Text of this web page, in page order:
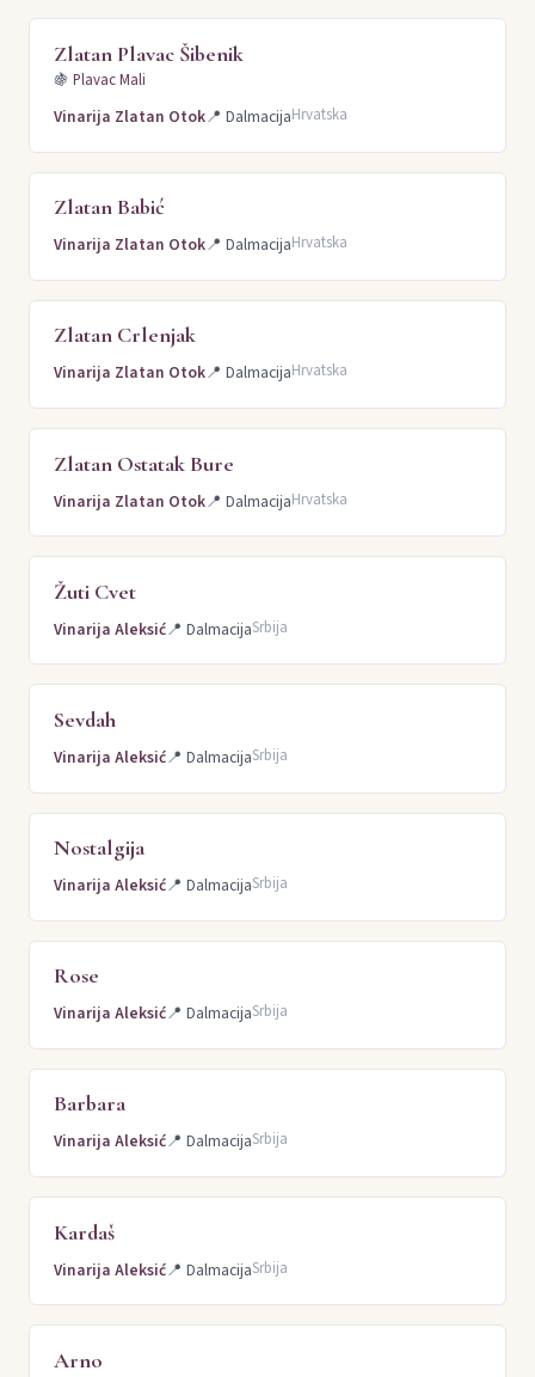
Zlatan Plavac Šibenik
🍇 Plavac Mali
Vinarija Zlatan Otok📍 DalmacijaHrvatska
Zlatan Babić
Vinarija Zlatan Otok📍 DalmacijaHrvatska
Zlatan Crlenjak
Vinarija Zlatan Otok📍 DalmacijaHrvatska
Zlatan Ostatak Bure
Vinarija Zlatan Otok📍 DalmacijaHrvatska
Žuti Cvet
Vinarija Aleksić📍 DalmacijaSrbija
Sevdah
Vinarija Aleksić📍 DalmacijaSrbija
Nostalgija
Vinarija Aleksić📍 DalmacijaSrbija
Rose
Vinarija Aleksić📍 DalmacijaSrbija
Barbara
Vinarija Aleksić📍 DalmacijaSrbija
Kardaš
Vinarija Aleksić📍 DalmacijaSrbija
Arno